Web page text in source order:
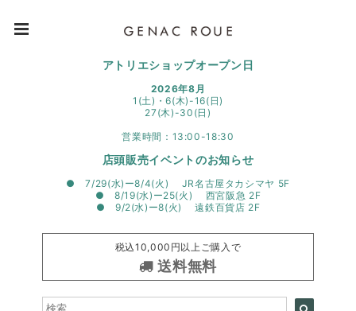
アトリエショップオープン日
2026年8月
1(土)・6(木)-16(日)
27(木)-30(日)
営業時間：13:00-18:30
店頭販売イベントのお知らせ
● 7/29(水)ー8/4(火) JR名古屋タカシマヤ 5F
● 8/19(水)ー25(火) 西宮阪急 2F
● 9/2(水)ー8(火) 遠鉄百貨店 2F
税込10,000円以上ご購入で
送料無料